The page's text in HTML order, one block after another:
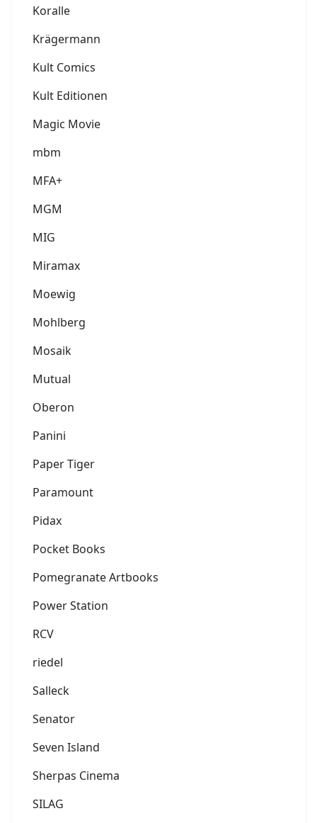
Koralle
Krägermann
Kult Comics
Kult Editionen
Magic Movie
mbm
MFA+
MGM
MIG
Miramax
Moewig
Mohlberg
Mosaik
Mutual
Oberon
Panini
Paper Tiger
Paramount
Pidax
Pocket Books
Pomegranate Artbooks
Power Station
RCV
riedel
Salleck
Senator
Seven Island
Sherpas Cinema
SILAG